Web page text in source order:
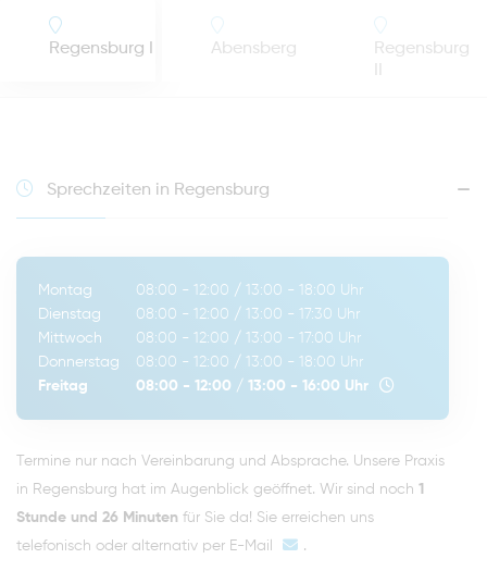
Regensburg I Abensberg
Regensburg
Sprechzeiten in Regensburg
Montag 08:00 - 12:00 / 13:00 - 18:00 Uhr
Dienstag
08:00 - 12:00 / 13:00 - 17:30 Uhr
Mittwoch
08:00 - 12:00 / 13:00 - 17:00 Uhr
Donnerstag
08:00 - 12:00 / 13:00 - 18:00 Uhr
Freitag
08:00 - 12:00 / 13:00 - 16:00 Uhr
Termine nur nach Vereinbarung und Absprache. Unsere Praxis
in Regensburg hat im Augenblick geöffnet. Wir sind noch 1
Stunde und 26 Minuten für Sie da! Sie erreichen uns
telefonisch oder alternativ per E-Mail .